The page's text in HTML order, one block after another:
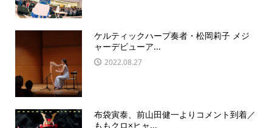
ケルティックハープ奏者・松岡莉子 メジ
ャーデビューア...
2022.08.27
布袋寅泰、前山田健一よりコメント到着／
ももクロ×ヒャ...